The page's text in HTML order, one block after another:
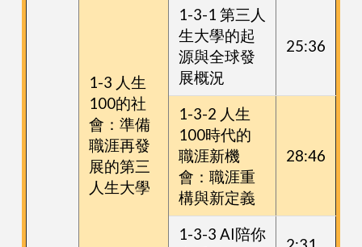
1-3 人生
100的社
會：準備
職涯再發
展的第三
人生大學
1-3-1 第三人
生大學的起
源與全球發
展概況
25:36
1-3-2 人生
100時代的
職涯新機
會：職涯重
構與新定義
28:46
1-3-3 AI陪你